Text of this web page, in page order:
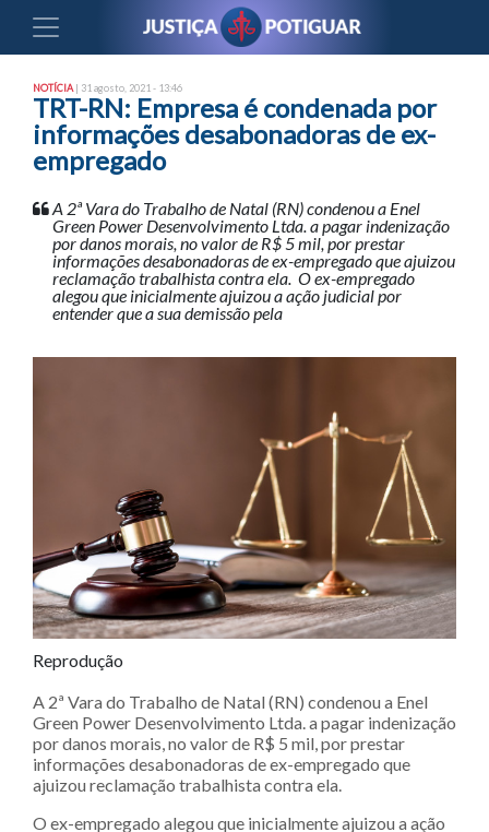
NOTÍCIA | 31 agosto, 2021 - 13:46
TRT-RN: Empresa é condenada por
informações desabonadoras de ex-
empregado
A 2ª Vara do Trabalho de Natal (RN) condenou a Enel
Green Power Desenvolvimento Ltda. a pagar indenização
por danos morais, no valor de R$ 5 mil, por prestar
informações desabonadoras de ex-empregado que ajuizou
reclamação trabalhista contra ela. O ex-empregado
alegou que inicialmente ajuizou a ação judicial por
entender que a sua demissão pela
Reprodução
A 2ª Vara do Trabalho de Natal (RN) condenou a Enel
Green Power Desenvolvimento Ltda. a pagar indenização
por danos morais, no valor de R$ 5 mil, por prestar
informações desabonadoras de ex-empregado que
ajuizou reclamação trabalhista contra ela.
O ex-empregado alegou que inicialmente ajuizou a ação